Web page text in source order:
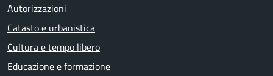
Autorizzazioni
Catasto e urbanistica
Cultura e tempo libero
Educazione e formazione